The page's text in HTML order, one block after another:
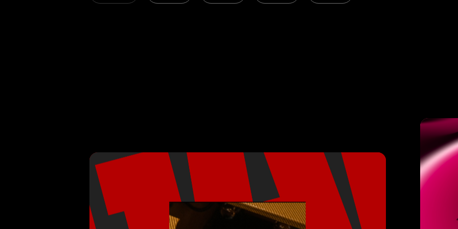
ES Design © 2022 隱私權政策